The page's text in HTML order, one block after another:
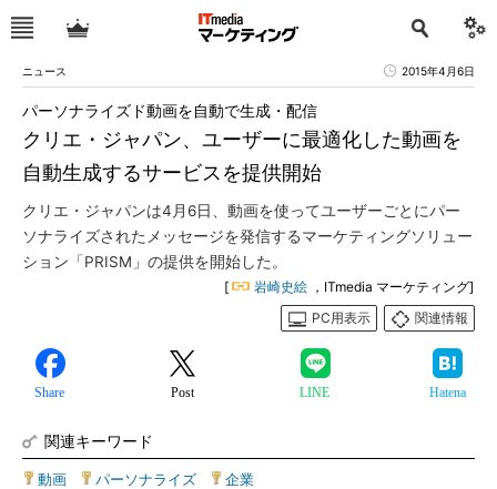
ニュース 2015年4月6日
クリエ・ジャパン、ユーザーに最適化した動画を
自動生成するサービスを提供開始
パーソナライズド動画を自動で生成・配信
クリエ・ジャパンは4月6日、動画を使ってユーザーごとにパー
ソナライズされたメッセージを発信するマーケティングソリュー
ション「PRISM」の提供を開始した。
[ 岩崎史絵 ，ITmedia マーケティング]
PC用表示
関連情報
Share Post LINE Hatena
関連キーワード
動画 パーソナライズ 企業